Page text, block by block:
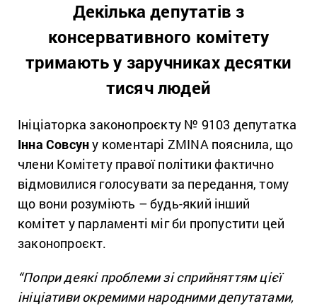
Декілька депутатів з
консервативного комітету
тримають у заручниках десятки
тисяч людей
Ініціаторка законопроєкту № 9103 депутатка
Інна Совсуну коментарі ZMINA пояснила, що
члени Комітету правої політики фактично
відмовилися голосувати за передання, тому
що вони розуміють – будь-який інший
комітет у парламенті міг би пропустити цей
законопроєкт.
“Попри деякі проблеми зі сприйняттям цієї
ініціативи окремими народними депутатами,